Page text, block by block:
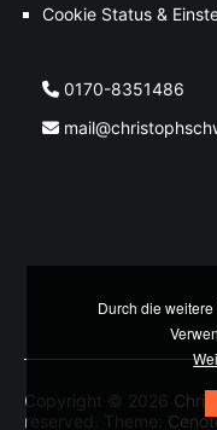
Cookie Status &
0170-8351486
Copyright © 2026
reserved. Theme:
Durch die